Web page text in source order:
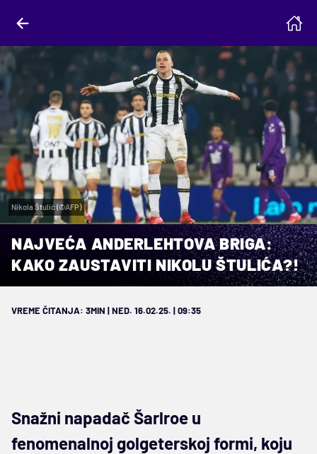
Nikola Štulić (©AFP)
NAJVEĆA ANDERLEHTOVA BRIGA:
KAKO ZAUSTAVITI NIKOLU ŠTULIĆA?!
VREME ČITANJA: 3MIN | NED. 16.02.25. | 09:35
Snažni napadač Šarlroe u
fenomenalnoj golgeterskoj formi, koju